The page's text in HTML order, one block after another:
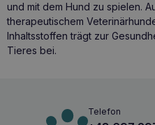
und mit dem Hund zu spielen.
therapeutischem
Inhaltsstoffen trägt zur
Tieres bei.
Telefon